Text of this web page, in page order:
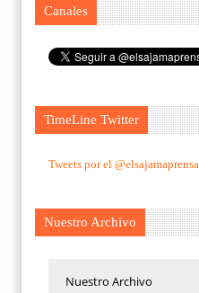
Canales
TimeLine Twitter
Tweets por el @elsajamaprensa.
Nuestro Archivo